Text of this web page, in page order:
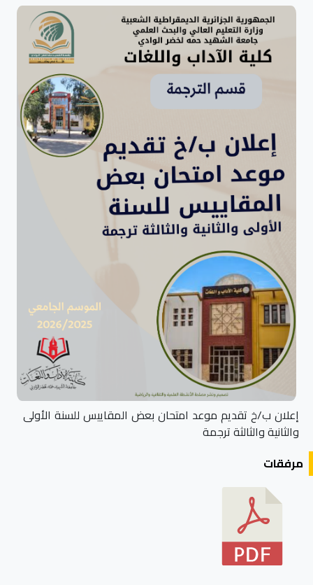
إعلان ب/خ تقديم موعد امتحان بعض المقاييس للسنة الأولى
والثانية والثالثة ترجمة
مرفقات